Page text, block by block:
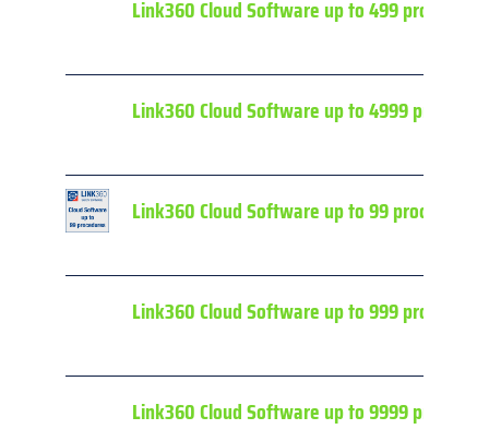
Link360 Cloud Software up to 499 procedures
Link360 Cloud Software up to 4999
Link360 Cloud Software up to 99 procedures
Link360 Cloud Software up to 999 procedures
Link360 Cloud Software up to 9999